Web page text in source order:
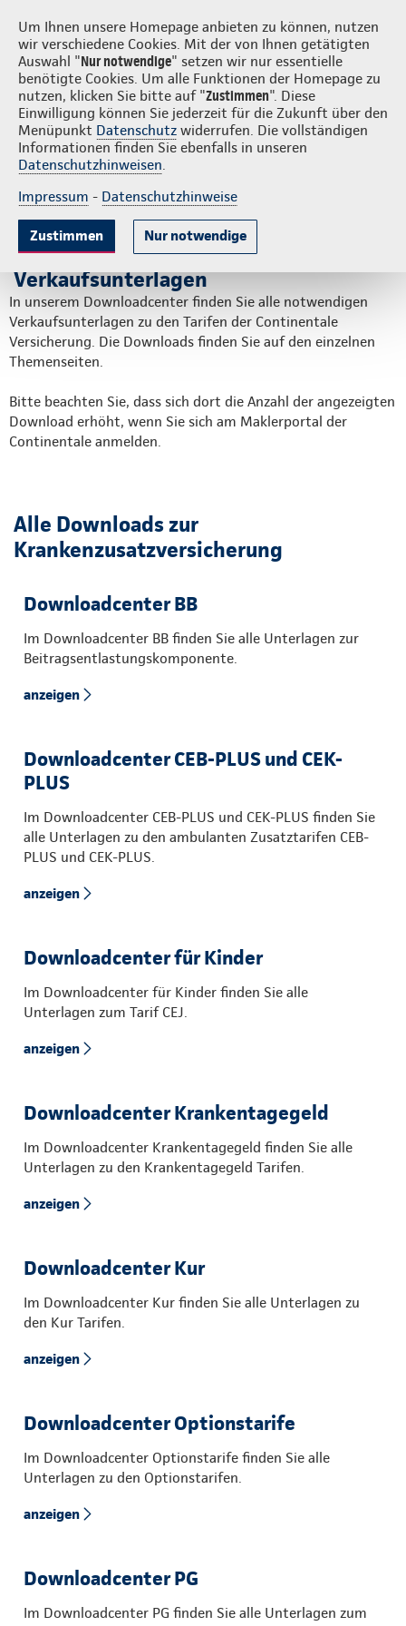
Um Ihnen unsere Homepage anbieten zu können, nutzen
wir verschiedene Cookies. Mit der von Ihnen getätigten
Auswahl "Nur notwendige" setzen wir nur essentielle
benötigte Cookies. Um alle Funktionen der Homepage zu
nutzen, klicken Sie bitte auf "Zustimmen". Diese
Einwilligung können Sie jederzeit für die Zukunft über den
Menüpunkt Datenschutz widerrufen. Die vollständigen
Informationen finden Sie ebenfalls in unseren
Datenschutzhinweisen.
Impressum - Datenschutzhinweise
Zustimmen Nur notwendige
Verkaufsunterlagen zur
Krankenzusatzversicherung
Auf dieser Seite:
Downloads
Downloadcenter für
Verkaufsunterlagen
In unserem Downloadcenter finden Sie alle notwendigen
Verkaufsunterlagen zu den Tarifen der Continentale
Versicherung. Die Downloads finden Sie auf den einzelnen
Themenseiten.
Bitte beachten Sie, dass sich dort die Anzahl der angezeigten
Download erhöht, wenn Sie sich am Maklerportal der
Continentale anmelden.
Alle Downloads zur
Krankenzusatzversicherung
Downloadcenter BB
Im Downloadcenter BB finden Sie alle Unterlagen zur
Beitragsentlastungskomponente.
anzeigen
Downloadcenter CEB-PLUS und CEK-
PLUS
Im Downloadcenter CEB-PLUS und CEK-PLUS finden Sie
alle Unterlagen zu den ambulanten Zusatztarifen CEB-
PLUS und CEK-PLUS.
anzeigen
Downloadcenter für Kinder
Im Downloadcenter für Kinder finden Sie alle
Unterlagen zum Tarif CEJ.
anzeigen
Downloadcenter Krankentagegeld
Im Downloadcenter Krankentagegeld finden Sie alle
Unterlagen zu den Krankentagegeld Tarifen.
anzeigen
Downloadcenter Kur
Im Downloadcenter Kur finden Sie alle Unterlagen zu
den Kur Tarifen.
anzeigen
Downloadcenter Optionstarife
Im Downloadcenter Optionstarife finden Sie alle
Unterlagen zu den Optionstarifen.
anzeigen
Downloadcenter PG
Im Downloadcenter PG finden Sie alle Unterlagen zum